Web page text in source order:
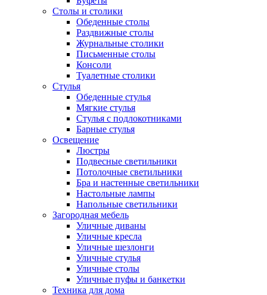
Столы и столики
Обеденные столы
Раздвижные столы
Журнальные столики
Письменные столы
Консоли
Туалетные столики
Стулья
Обеденные стулья
Мягкие стулья
Стулья с подлокотниками
Барные стулья
Освещение
Люстры
Подвесные светильники
Потолочные светильники
Бра и настенные светильники
Настольные лампы
Напольные светильники
Загородная мебель
Уличные диваны
Уличные кресла
Уличные шезлонги
Уличные стулья
Уличные столы
Уличные пуфы и банкетки
Техника для дома